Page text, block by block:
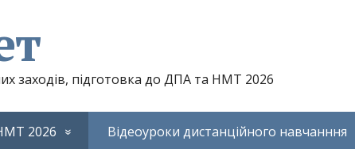
заходів, підготовка до ДПА та НМТ 2026
2026 Відеоуроки дистанційного навчанння